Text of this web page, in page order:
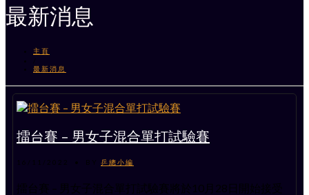
最新消息
主頁
最新消息
擂台賽 – 男女子混合單打試驗賽
16/11/2022 • BY 乒總小編
擂台賽 – 男女子混合單打試驗賽將於10月28日開始接受